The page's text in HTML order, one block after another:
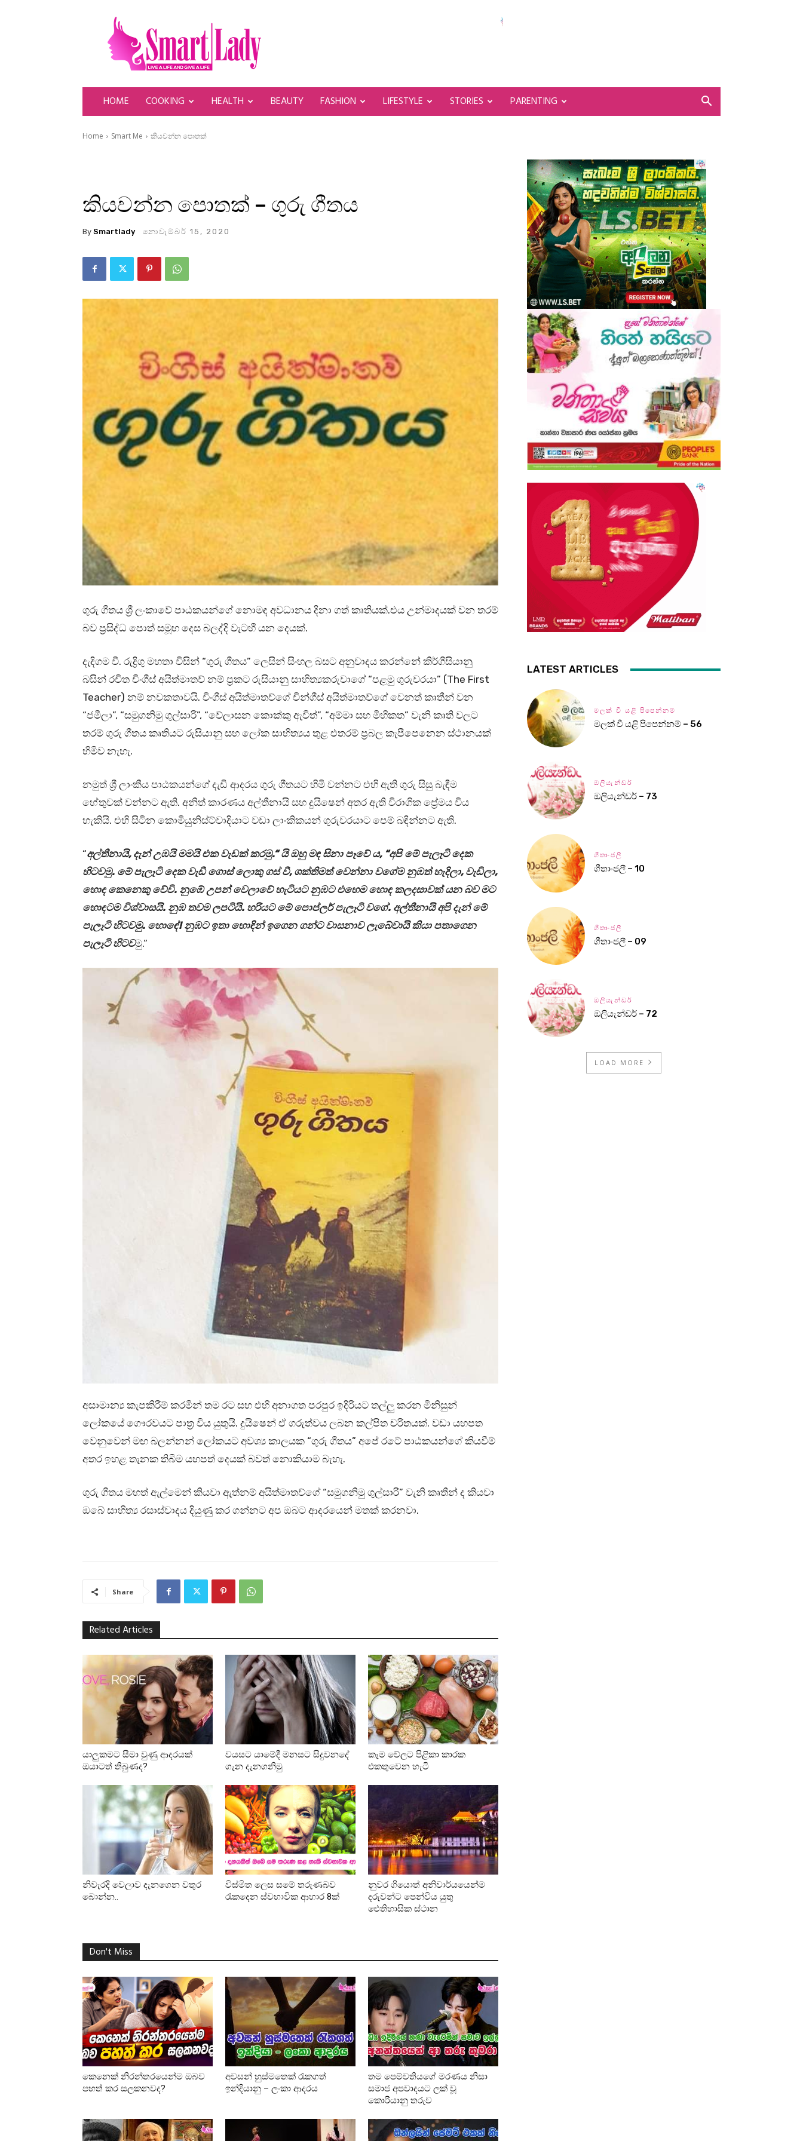
SmartLady
HOME COOKING HEALTH BEAUTY FASHION LIFESTYLE STORIES PARENTING
Home Smart Me කියවන්න පොතක්
කියවන්න පොතක් – ගුරු ගීතය
By Smartlady නොවැම්බර් 15, 2020
ගුරු ගීතය ශ්‍රී ලංකාවේ පාඨකයන්ගේ නොමඳ අවධානය දිනා ගත් කෘතියක්.එය උන්මාදයක් වන තරම්
බව ප්‍රසිද්ධ පොත් සමූහ දෙස බලද්දි වැටහී යන දෙයක්.
දැදිගම වී. රුද්‍රිගු මහතා විසින් “ගුරු ගීතය” ලෙසින් සිංහල බසට අනුවාදය කරන්නේ කිර්ගීසියානු
බසින් රචිත චිංගීස් අයිත්මාතව් නම් ප්‍රකට රුසියානු සාහිත්‍යකරුවාගේ “පළමු ගුරුවරයා” (The First
Teacher) නම් නවකතාවයි. චිංගීස් අයිත්මාතව්ගේ චින්ගීස් අයිත්මාතව්ගේ වෙනත් කෘතීන් වන
“ජමීලා”, “සමුගනිමු ගුල්සාරි”, “වේලාසන කොක්කු ඇවිත්”, “අම්මා සහ මිහිකත” වැනි කෘති වලට
තරම් ගුරු ගීතය කෘතියට රුසියානු සහ ලෝක සාහිත්‍යය තුළ එතරම් ප්‍රබල කැපීපෙනෙන ස්ථානයක්
හිමිව නැහැ.
නමුත් ශ්‍රී ලාංකීය පාඨකයන්ගේ දැඩි ආදරය ගුරු ගීතයට හිමි වන්නට එහි ඇති ගුරු සිසු බැඳීම
හේතුවක් වන්නට ඇති. අනිත් කාරණය අල්තීනායි සහ දුයිෂෙන් අතර ඇති විරාගික ප්‍රේමය විය
හැකියි. එහි සිටින කොමියුනිස්ට්වාදියාට වඩා ලාංකිකයන් ගුරුවරයාට පෙම් බඳින්නට ඇති.
“අල්තීනායි, දැන් උඹයි මමයි එක වැඩක් කරමු.“ යි ඔහු මඳ සිනා පෑවේ ය, “අපි මේ පැලෑටි දෙක
හිටවමු. මේ පැලෑටි දෙක වැඩී ගොස් ලොකු ගස් වී, ශක්තිමත් වෙන්නා වගේම නුඹත් හැදිලා, වැඩිලා,
හොඳ කෙනෙකු වේවි. නුඹේ උපන් වෙලාවේ හැටියට නුඹට එහෙම හොඳ කලදසාවක් යන බව මට
හොඳටම විශ්වාසයි. නුඹ තවම ලපටියි. හරියට මේ පොප්ලර් පැලෑටි වගේ. අල්තීනායි අපි දැන් මේ
පැලෑටි හිටවමු. හොඳේ! නුඹට ඉතා හොඳින් ඉගෙන ගන්ට වාසනාව ලැබේවායි කියා පතාගෙන
පැලෑටි හිටවමු.“
අසාමාන්‍ය කැපකිරීම් කරමින් තම රට සහ එහි අනාගත පරපුර ඉදිරියට තල්ලු කරන මිනිසුන්
ලෝකයේ ගෞරවයට පාත්‍ර විය යුතුයි. දුයිෂෙන් ඒ ගරුත්වය ලබන කල්පිත චරිතයක්. වඩා යහපත
වෙනුවෙන් මඟ බලන්නන් ලෝකයට අවශ්‍ය කාලයක “ගුරු ගීතය” අපේ රටේ පාඨකයන්ගේ කියවීම්
අතර ඉහළ තැනක තිබීම යහපත් දෙයක් බවත් නොකියාම බැහැ.
ගුරු ගීතය මහත් ඇල්මෙන් කියවා ඇත්නම් අයිත්මාතව්ගේ “සමුගනිමු ගුල්සාරි” වැනි කෘතීන් ද කියවා
ඔබේ සාහිත්‍ය රසාස්වාදය දියුණු කර ගන්නට අප ඔබට ආදරයෙන් මතක් කරනවා.
Share
Related Articles
යාලුකමට සීමා වුණු ආදරයක්
ඔයාටත් තිබුණද?
වයසට යාමේදී මනසට සිදුවනදේ
ගැන දැනගනිමු
කෑම වේලට පිළිකා කාරක
එකතුවෙන හැටි
නිවැරදි වෙලාව දැනගෙන වතුර
බොන්න..
විස්මිත ලෙස සමේ තරුණබව
රැකදෙන ස්වභාවික ආහාර 8ක්
නුවර ගියොත් අනිවාර්යයෙන්ම
දරුවන්ට පෙන්විය යුතු
ඓතිහාසික ස්ථාන
Don't Miss
කෙනෙක් නිරන්තරයෙන්ම ඔබව
පහත් කර සලකනවද?
අවසන් හුස්මතෙක් රැකගත්
ඉන්දියානු – ලංකා ආදරය
තම පෙම්වතියගේ මරණය නිසා
සමාජ අපවාදයට ලක් වූ
කොරියානු තරුව
LATEST ARTICLES
මලක් වී යළි පිපෙන්නම්
මලක් වී යළි පිපෙන්නම් – 56
ඔලියැන්ඩර්
ඔලියැන්ඩර් – 73
ගීතාංජලී
ගීතාංජලී – 10
ගීතාංජලී
ගීතාංජලී – 09
ඔලියැන්ඩර්
ඔලියැන්ඩර් – 72
LOAD MORE